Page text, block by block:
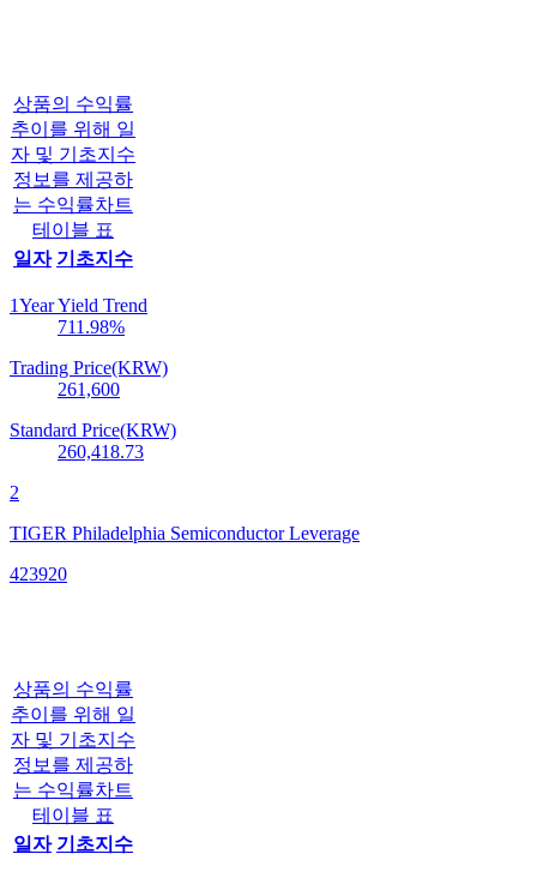
상품의 수익률
추이를 위해 일
자 및 기초지수
정보를 제공하
는 수익률차트
테이블 표
일자 기초지수
1Year Yield Trend
711.98%
Trading Price(KRW)
261,600
Standard Price(KRW)
260,418.73
2
TIGER Philadelphia Semiconductor Leverage
423920
상품의 수익률
추이를 위해 일
자 및 기초지수
정보를 제공하
는 수익률차트
테이블 표
일자 기초지수